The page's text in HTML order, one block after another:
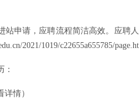
站申请，应聘流程简洁高效。应聘
2021/1019/c22655a655785/
：
详情）